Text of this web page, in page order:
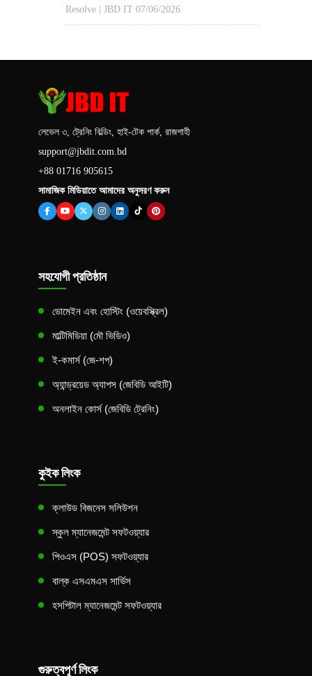
Resolve | JBD IT 07/06/2026
লেভেল ৩, ট্রেনিং বিল্ডিং, হাই-টেক পার্ক, রাজশাহী
support@jbdit.com.bd
+88 01716 905615
সামাজিক মিডিয়াতে আমাদের অনুসরণ করুন
সহযোগী প্রতিষ্ঠান
ডোমেইন এবং হোস্টিং (ওয়েবস্ক্রিল)
মাল্টিমিডিয়া (মৌ ভিডিও)
ই-কমার্স (জে-শপ)
অ্যান্ড্রয়েড অ্যাপস (জেবিডি আইটি)
অনলাইন কোর্স (জেবিডি ট্রেনিং)
কুইক লিংক
ক্লাউড বিজনেস সলিউশন
স্কুল ম্যানেজমেন্ট সফটওয়্যার
পিওএস (POS) সফটওয়্যার
বাল্ক এসএমএস সার্ভিস
হসপিটাল ম্যানেজমেন্ট সফটওয়্যার
গুরুত্বপূর্ণ লিংক